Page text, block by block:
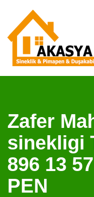
Zafer
sinekligi
896 13
PEN